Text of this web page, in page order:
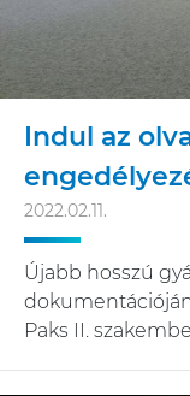
Indul az
2022.02.11.
Újabb hosszú
Paks II.